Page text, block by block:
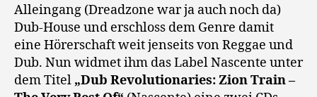
Alleingang (Dreadzone war ja auch noch da)
Dub-House und erschloss dem Genre damit
eine Hörerschaft weit jenseits von Reggae und
Dub. Nun widmet ihm das Label Nascente unter
dem Titel „Dub Revolutionaries: Zion Train –